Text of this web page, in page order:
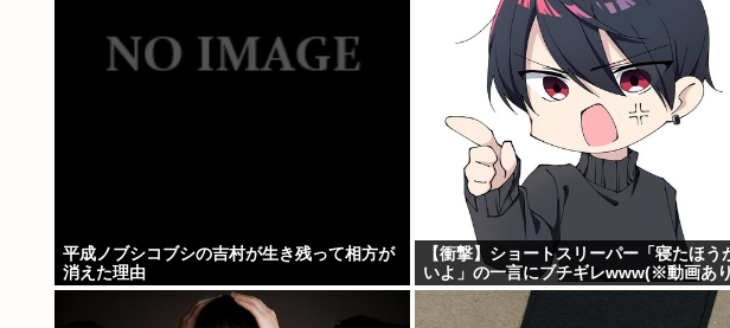
平成ノブシコブシの吉村が生き残って相方が
消えた理由
【衝撃】ショートスリーパー「寝たほう
いよ」の一言にブチギレwww(※動画あ